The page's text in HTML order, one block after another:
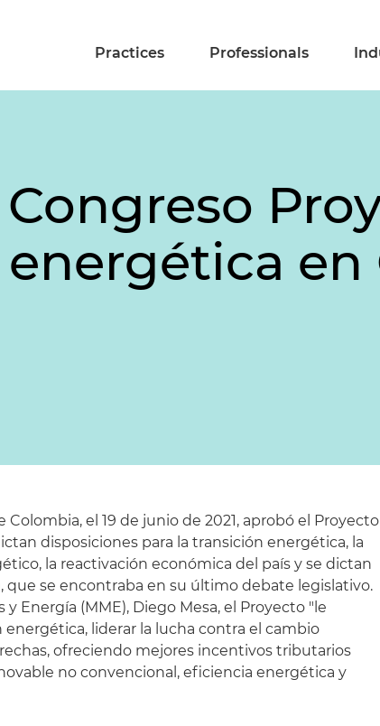
Practices Professionals
en
el 19 de junio de 2021, aprobó el Proyecto
disposiciones para la transición energética, la
la reactivación económica del país y se dictan
que se encontraba en su último debate legislativo.
Energía (MME), Diego Mesa, el Proyecto "le
liderar la lucha contra el cambio
ofreciendo mejores incentivos tributarios
no convencional, eficiencia energética y